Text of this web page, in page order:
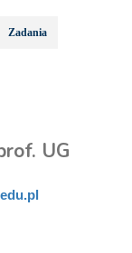
Zadania
UG